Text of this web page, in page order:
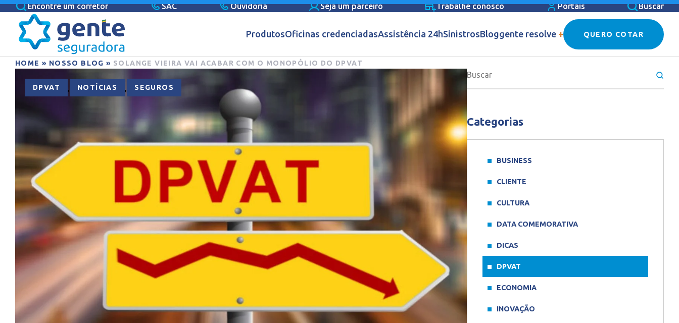
Encontre um corretor SAC Ouvidoria Seja um parceiro Trabalhe conosco Portais Buscar
ProdutosOficinas credenciadasAssistência 24hSinistrosBloggente resolve + QUERO COTAR
HOME » NOSSO BLOG » SOLANGE VIEIRA VAI ACABAR COM O MONOPÓLIO DO DPVAT
DPVAT NOTÍCIAS SEGUROS
Categorias
BUSINESS
CLIENTE
CULTURA
DATA COMEMORATIVA
DICAS
DPVAT
ECONOMIA
INOVAÇÃO